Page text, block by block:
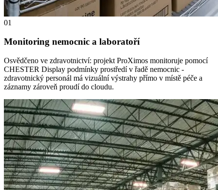
01
Monitoring nemocnic a laboratoří
Osvědčeno ve zdravotnictví: projekt ProXimos monitoruje pomocí
CHESTER Display podmínky prostředí v řadě nemocnic -
zdravotnický personál má vizuální výstrahy přímo v místě péče a
záznamy zároveň proudí do cloudu.